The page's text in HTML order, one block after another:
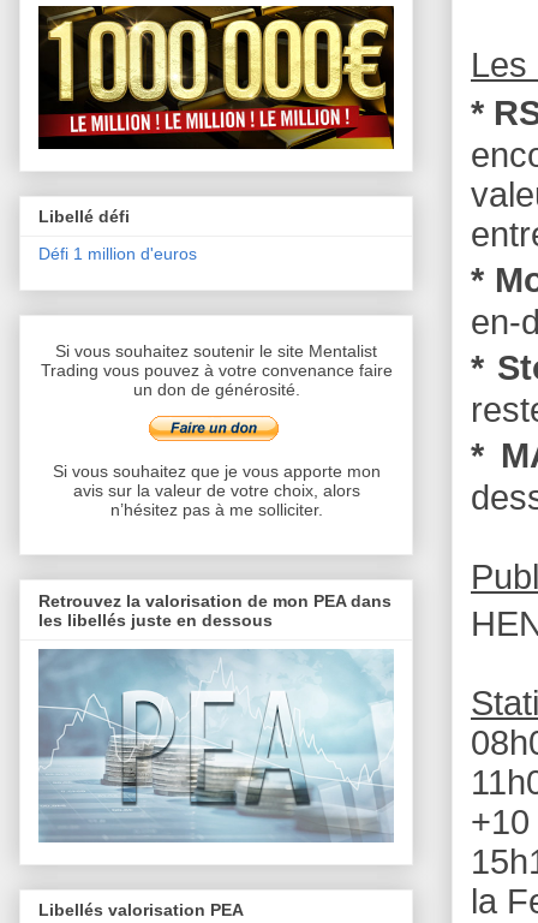
Les
*
*
en-
*
*
la
Libellé défi
Défi 1 million d'euros
Si vous souhaitez soutenir le site Mentalist
Trading vous pouvez à votre convenance faire
un don de générosité.
Si vous souhaitez que je vous apporte mon
avis sur la valeur de votre choix, alors
n’hésitez pas à me solliciter.
Retrouvez la valorisation de mon PEA dans
les libellés juste en dessous
Libellés valorisation PEA